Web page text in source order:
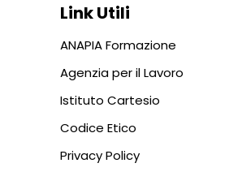
Link Utili
ANAPIA Formazione
Agenzia per il Lavoro
Istituto Cartesio
Codice Etico
Privacy Policy